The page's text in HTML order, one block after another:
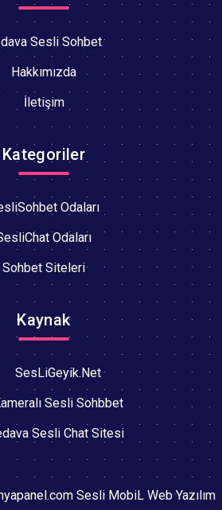
Sesli Sohbet
Hakkımızda
İletişim
Kategoriler
Odaları
Odaları
Sohbet Siteleri
Kaynak
SesLiGeyik.Net
Sesli Sohbbet
Sesli Chat Sitesi
Sesli MobiL Web Yazılım